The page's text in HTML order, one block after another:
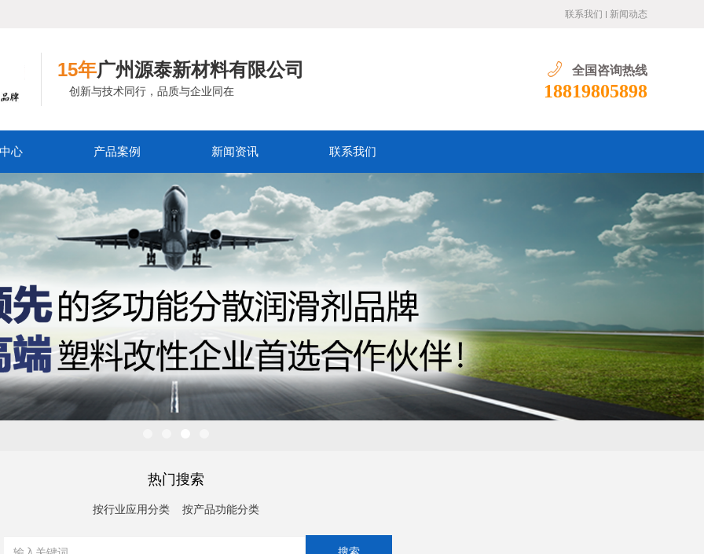
联系我们 新闻动态
15年广州源泰新材料有限公司
创新与技术同行，品质与企业同在
全国咨询热线
18819805898
心 产品案例 新闻资讯 联系我们
热门搜索
按行业应用分类 按产品功能分类